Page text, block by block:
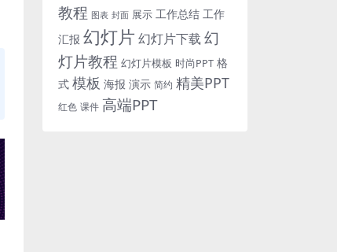
教程 图表 封面 展示 工作总结 工作
汇报 幻灯片 幻灯片下载 幻
灯片教程 幻灯片模板 时尚PPT 格
式 模板 海报 演示 简约 精美PPT
红色 课件 高端PPT